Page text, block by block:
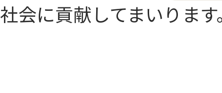
社会に貢献してまいりま